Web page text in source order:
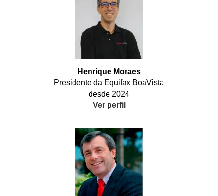
Henrique Moraes
Presidente da Equifax BoaVista
desde 2024
Ver perfil